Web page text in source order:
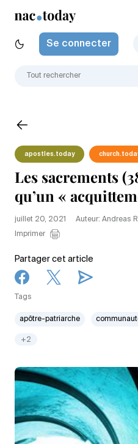
Se connecter
apostles.today
Les sacrements
qu’un «
juillet 20, 2021
Auteur: Andreas
Imprimer
Partager cet article
Tags
apôtre-patriarche
+2